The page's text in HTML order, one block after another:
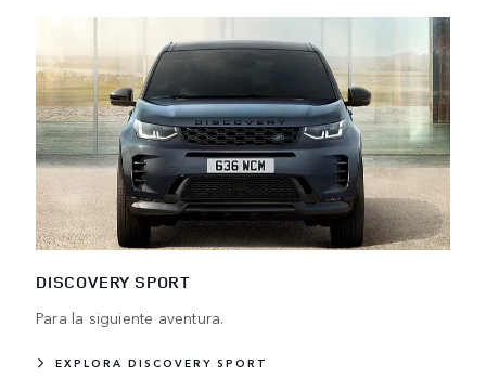
DISCOVERY SPORT
Para la siguiente aventura.
EXPLORA DISCOVERY SPORT